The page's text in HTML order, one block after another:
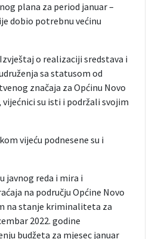
plana za period januar –
dobio potrebnu većinu
o realizaciji sredstava i
sa statusom od
značaja za Općinu Novo
vijećnici su isti i podržali svojim
vijeću podnesene su i
javnog reda i mira i
na području Općine Novo
na stanje kriminaliteta za
2022. godine
budžeta za mjesec januar